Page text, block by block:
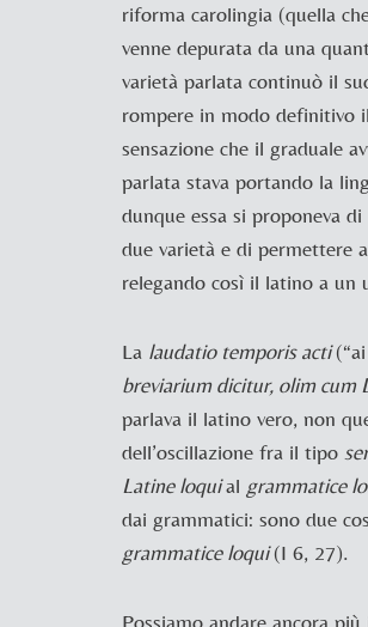
riforma carolingia (quella
venne depurata da una
varietà parlata continuò il
rompere in modo definitivo
sensazione che il graduale
parlata stava portando la
dunque essa si proponeva
due varietà e di permettere
relegando così il latino a un
La laudatio temporis acti
breviarium dicitur, olim cum
parlava il latino vero, non
dell’oscillazione fra il tipo
Latine loquial grammatice
dai grammatici: sono due
grammatice loqui(I 6, 27).